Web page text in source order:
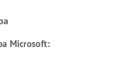
Microsoft: